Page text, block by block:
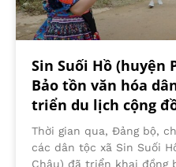
Sin Suối Hồ (huyện
Bảo tồn văn hóa
triển du lịch cộng
Thời gian qua, Đảng bộ,
các dân tộc xã Sin Suối
Châu) đã triển khai đồng